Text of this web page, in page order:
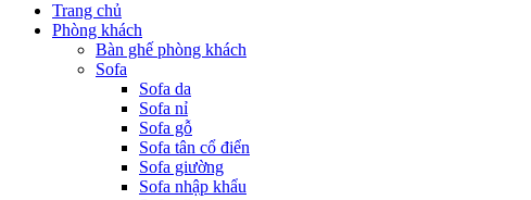
Trang chủ
Phòng khách
Bàn ghế phòng khách
Sofa
Sofa da
Sofa nỉ
Sofa gỗ
Sofa tân cổ điển
Sofa giường
Sofa nhập khẩu